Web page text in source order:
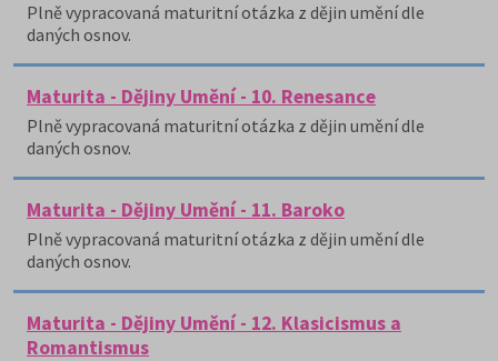
Plně vypracovaná maturitní otázka z dějin umění dle
daných osnov.
Maturita - Dějiny Umění - 10. Renesance
Plně vypracovaná maturitní otázka z dějin umění dle
daných osnov.
Maturita - Dějiny Umění - 11. Baroko
Plně vypracovaná maturitní otázka z dějin umění dle
daných osnov.
Maturita - Dějiny Umění - 12. Klasicismus a
Romantismus